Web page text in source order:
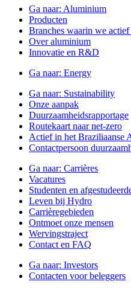
Ga naar: Aluminium
Producten
Branches waarin we
Over aluminium
Innovatie en R&D
Ga naar: Energy
Ga naar: Sustainability
Onze aanpak
Duurzaamheidsrapportage
Routekaart naar net-zero
Actief in het Braziliaanse
Contactpersoon
Ga naar: Carrières
Vacatures
Studenten en
Leven bij Hydro
Carrièregebieden
Ontmoet onze mensen
Wervingstraject
Contact en FAQ
Ga naar: Investors
Contacten voor beleggers